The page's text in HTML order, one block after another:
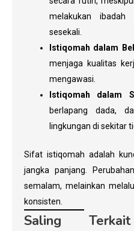
melakukan ibadah
sesekali.
Istiqomah dalam
menjaga kualitas
mengawasi.
Istiqomah dalam
berlapang dada,
lingkungan di sekitar
Sifat istiqomah adalah
jangka panjang.
semalam, melainkan
konsisten.
Saling